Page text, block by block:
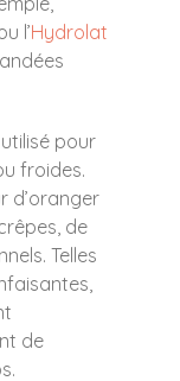
l’Hydrolat
pour
froides.
d’oranger
de
Telles
de